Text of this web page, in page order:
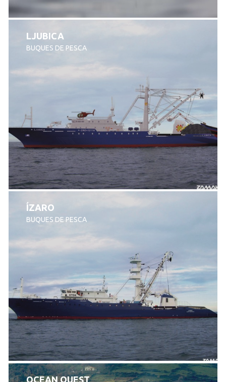
LJUBICA
BUQUES DE PESCA
ÍZARO
BUQUES DE PESCA
OCEAN QUEST